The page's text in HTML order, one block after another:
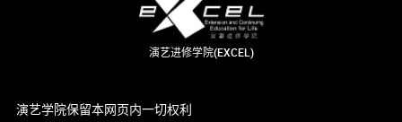
演艺进修学院(EXCEL)
演艺学院保留本网页内一切权利